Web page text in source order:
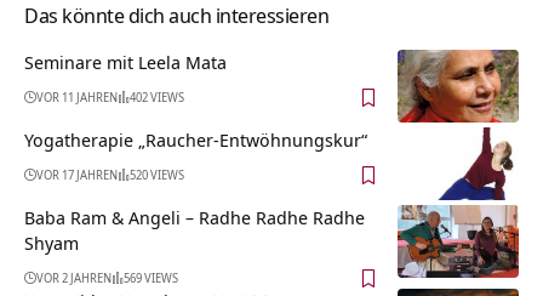
Das könnte dich auch interessieren
Seminare mit Leela Mata
VOR 11 JAHREN 402 VIEWS
Yogatherapie „Raucher-Entwöhnungskur“
VOR 17 JAHREN 520 VIEWS
Baba Ram & Angeli – Radhe Radhe Radhe
Shyam
VOR 2 JAHREN 569 VIEWS